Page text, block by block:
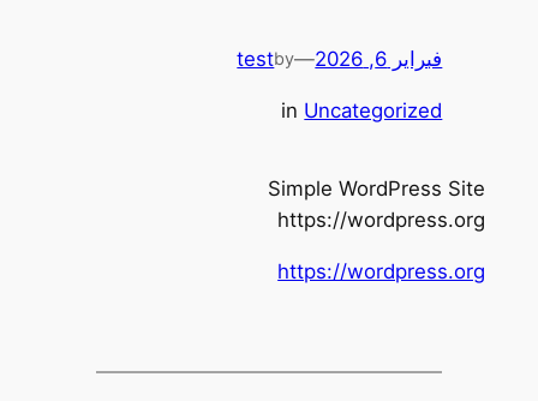
فبراير 6, 2026 —
by
test
in Uncategorized
Simple WordPress Site
https://wordpress.org
https://wordpress.org